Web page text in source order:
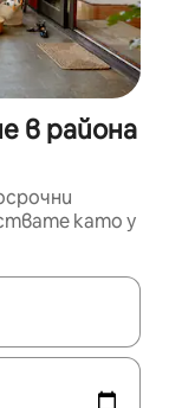
в района
като у